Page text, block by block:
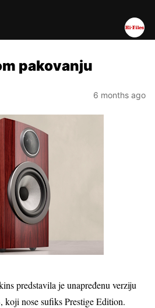
pakovanju
6 months ago
predstavila je unapređenu verziju
koji nose sufiks Prestige Edition.